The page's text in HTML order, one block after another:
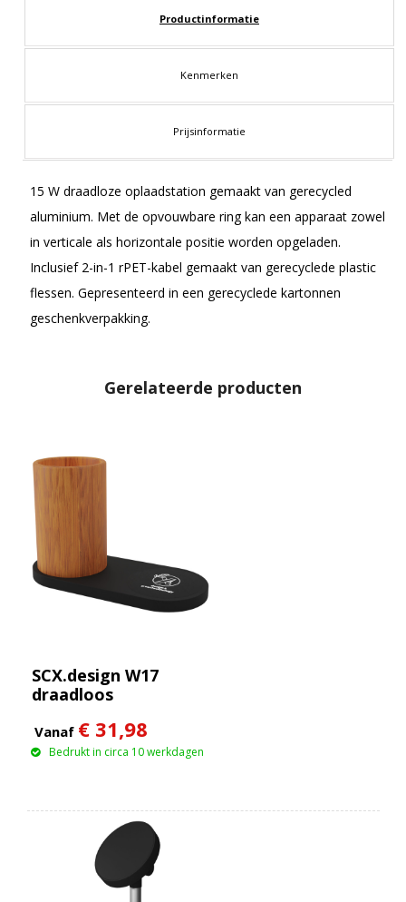
Productinformatie
Kenmerken
Prijsinformatie
15 W draadloze oplaadstation gemaakt van gerecycled
aluminium. Met de opvouwbare ring kan een apparaat zowel
in verticale als horizontale positie worden opgeladen.
Inclusief 2-in-1 rPET-kabel gemaakt van gerecyclede plastic
flessen. Gepresenteerd in een gerecyclede kartonnen
geschenkverpakking.
Gerelateerde producten
SCX.design W17
draadloos
W met oplichtend
logo en
Vanaf € 31,98
Bedrukt in circa 10 werkdagen